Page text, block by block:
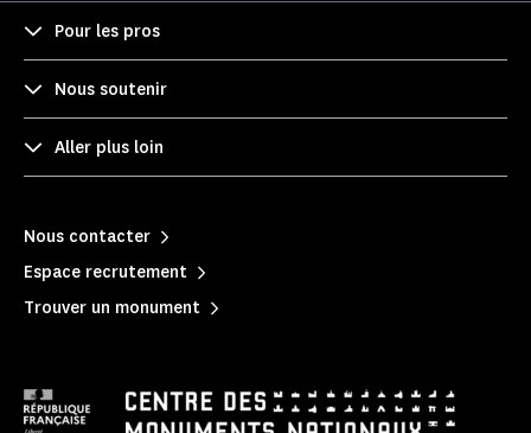
Pour les pros
Nous soutenir
Aller plus loin
Nous contacter
Espace recrutement
Trouver un monument